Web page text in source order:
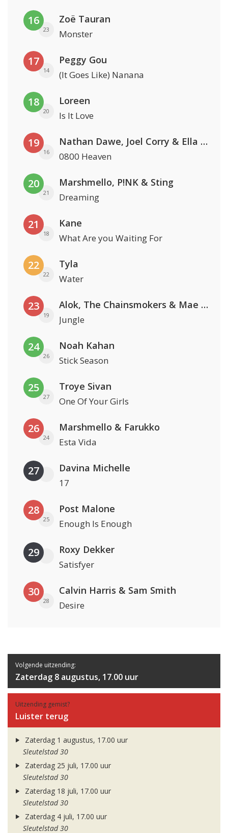
16
23
Zoë Tauran
Monster
17
14
Peggy Gou
(It Goes Like) Nanana
18
20
Loreen
Is It Love
19
16
Nathan Dawe, Joel Corry & Ella Henderson
0800 Heaven
20
21
Marshmello, P!NK & Sting
Dreaming
21
18
Kane
What Are you Waiting For
22
22
Tyla
Water
23
19
Alok, The Chainsmokers & Mae Stephens
Jungle
24
26
Noah Kahan
Stick Season
25
27
Troye Sivan
One Of Your Girls
26
24
Marshmello & Farukko
Esta Vida
27 Davina Michelle
17
28
25
Post Malone
Enough Is Enough
29 Roxy Dekker
Satisfyer
30
28
Calvin Harris & Sam Smith
Desire
Volgende uitzending:
Zaterdag 8 augustus, 17.00 uur
Uitzending gemist?
Luister terug
Zaterdag 1 augustus, 17.00 uur
Sleutelstad 30
Zaterdag 25 juli, 17.00 uur
Sleutelstad 30
Zaterdag 18 juli, 17.00 uur
Sleutelstad 30
Zaterdag 4 juli, 17.00 uur
Sleutelstad 30